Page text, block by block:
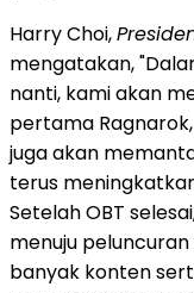
Harry Choi,
mengatakan,
nanti, kami akan
pertama
juga akan
terus
Setelah OBT
menuju
banyak konten